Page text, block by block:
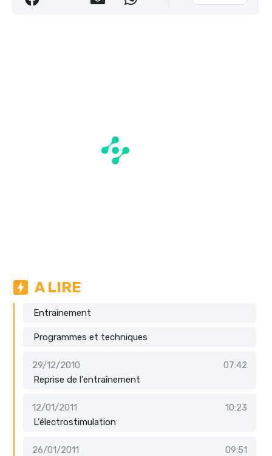
A LIRE
Entrainement
Programmes et techniques
29/12/2010
07:42
Reprise de l'entraînement
12/01/2011
10:23
L'électrostimulation
26/01/2011
09:51